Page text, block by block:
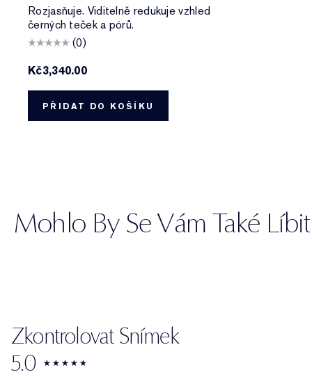
Rozjasňuje. Viditelně redukuje vzhled
černých teček a pórů.
(0)
Kč3,340.00
PŘIDAT DO KOŠÍKU
Mohlo By Se Vám Také Líbit
Zkontrolovat Snímek
5.0